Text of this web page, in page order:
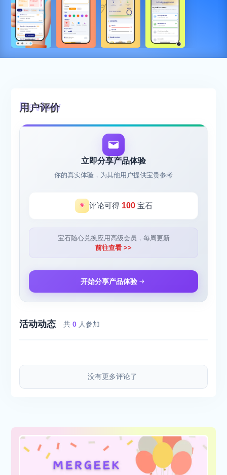
用户评价
立即分享产品体验
你的真实体验，为其他用户提供宝贵参考
评论可得 100宝石
宝石随心兑换应用高级会员，每周更新
前往查看 >>
开始分享产品体验
活动动态 共0 人参加
没有更多评论了